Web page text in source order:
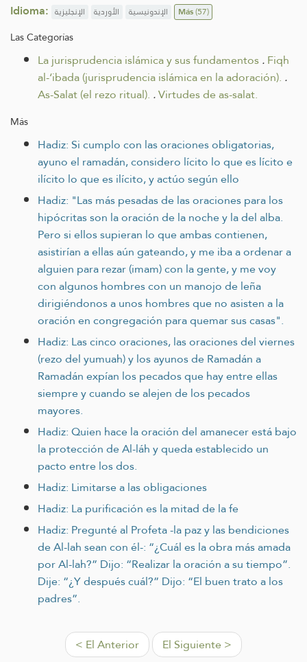
Idioma: الإنجليزية الأوردية الإندونيسية Más(57)
Las Categorías
La jurisprudencia islámica y sus fundamentos.Fiqh
al-‘ibada (jurisprudencia islámica en la adoración). .
As-Salat (el rezo ritual). .Virtudes de as-salat.
Más
Hadiz: Si cumplo con las oraciones obligatorias,
ayuno el ramadán, considero lícito lo que es lícito e
ilícito lo que es ilícito, y actúo según ello
Hadiz: "Las más pesadas de las oraciones para los
hipócritas son la oración de la noche y la del alba.
Pero si ellos supieran lo que ambas contienen,
asistirían a ellas aún gateando, y me iba a ordenar a
alguien para rezar (imam) con la gente, y me voy
con algunos hombres con un manojo de leña
dirigiéndonos a unos hombres que no asisten a la
oración en congregación para quemar sus casas".
Hadiz: Las cinco oraciones, las oraciones del viernes
(rezo del yumuah) y los ayunos de Ramadán a
Ramadán expían los pecados que hay entre ellas
siempre y cuando se alejen de los pecados
mayores.
Hadiz: Quien hace la oración del amanecer está bajo
la protección de Al-láh y queda establecido un
pacto entre los dos.
Hadiz: Limitarse a las obligaciones
Hadiz: La purificación es la mitad de la fe
Hadiz: Pregunté al Profeta -la paz y las bendiciones
de Al-lah sean con él-: “¿Cuál es la obra más amada
por Al-lah?” Dijo: “Realizar la oración a su tiempo”.
Dije: “¿Y después cuál?” Dijo: “El buen trato a los
padres”.
< El Anterior El Siguiente >